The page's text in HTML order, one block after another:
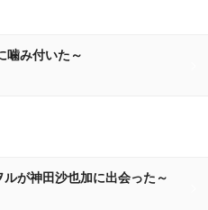
噛み付いた～
が神田沙也加に出会った～